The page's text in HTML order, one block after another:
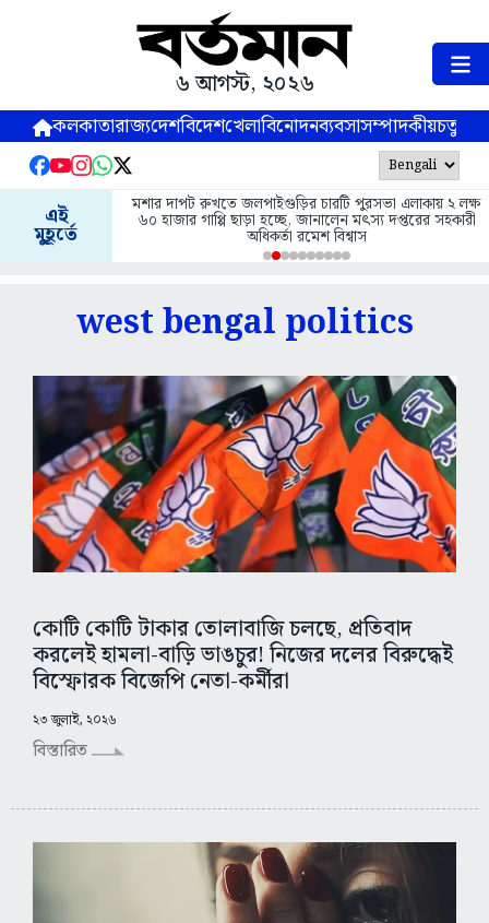
৬ আগস্ট, ২০২৬
কলকাতারাজ্যদেশবিদেশখেলাবিনোদনব্যবসাসম্পাদকীয়
এই
মুহূর্তে
মশার দাপট রুখতে জলপাইগুড়ির চারটি পুরসভা এলাকায় ২ লক্ষ
৬০ হাজার গাপ্পি ছাড়া হচ্ছে, জানালেন মৎস্য দপ্তরের সহকারী
অধিকর্তা রমেশ বিশ্বাস
west bengal politics
কোটি কোটি টাকার তোলাবাজি চলছে, প্রতিবাদ
করলেই হামলা-বাড়ি ভাঙচুর! নিজের দলের বিরুদ্ধেই
বিস্ফোরক বিজেপি নেতা-কর্মীরা
২৩ জুলাই, ২০২৬
বিস্তারিত